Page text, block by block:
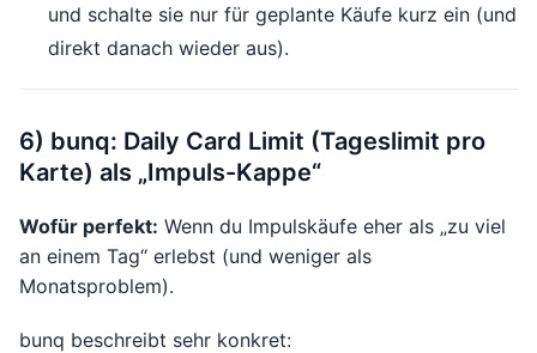
und schalte sie nur für geplante Käufe kurz ein (und
direkt danach wieder aus).
6) bunq: Daily Card Limit (Tageslimit pro
Karte) als „Impuls-Kappe“
Wofür perfekt: Wenn du Impulskäufe eher als „zu viel
an einem Tag“ erlebst (und weniger als
Monatsproblem).
bunq beschreibt sehr konkret: